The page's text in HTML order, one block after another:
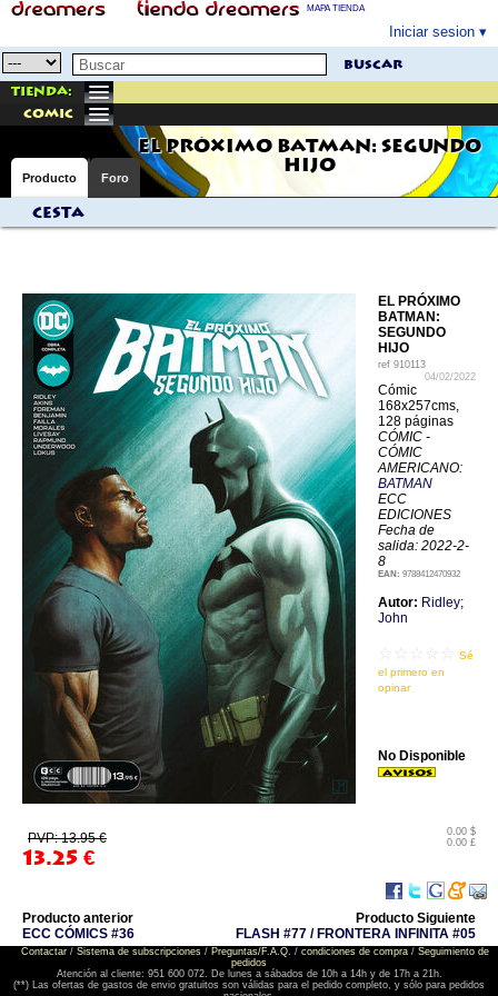
MAPA TIENDA
Iniciar sesion
buscar
Tienda:
comic
EL PRÓXIMO BATMAN: SEGUNDO
HIJO
Producto Foro
Cesta
EL PRÓXIMO
BATMAN:
SEGUNDO
HIJO
ref 910113
04/02/2022
Cómic
168x257cms,
128 páginas
CÓMIC -
CÓMIC
AMERICANO:
BATMAN
ECC
EDICIONES
Fecha de
salida: 2022-2-
8
EAN: 9788412470932
Autor: Ridley;
John
Sé
el primero en
opinar
PVP: 13.95 €
13.25 €
0.00 $
0.00 £
No Disponible
Producto anterior
ECC CÓMICS #36
Producto Siguiente
FLASH #77 / FRONTERA INFINITA #05
Contactar/ Sistema de subscripciones/ Preguntas/F.A.Q. / condiciones de compra/ Seguimiento de
pedidos
Atención al cliente: 951 600 072. De lunes a sábados de 10h a 14h y de 17h a 21h.
(**) Las ofertas de gastos de envio gratuitos son válidas para el pedido completo, y sólo para pedidos